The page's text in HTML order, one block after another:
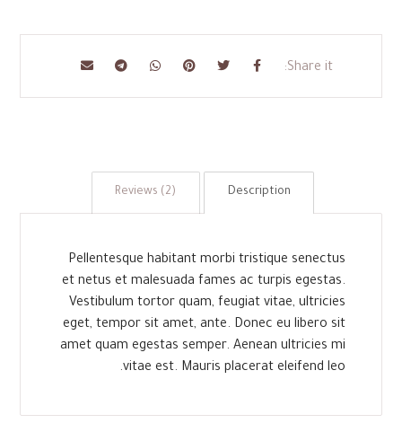
Description
Reviews (2)
Pellentesque habitant morbi tristique senectus
et netus et malesuada fames ac turpis egestas.
Vestibulum tortor quam, feugiat vitae, ultricies
eget, tempor sit amet, ante. Donec eu libero sit
amet quam egestas semper. Aenean ultricies mi
vitae est. Mauris placerat eleifend leo.